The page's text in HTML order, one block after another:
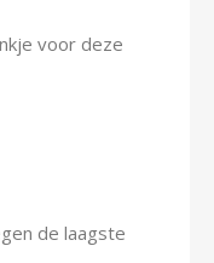
voor deze
de laagste